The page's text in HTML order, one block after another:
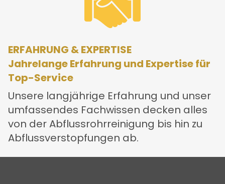
ERFAHRUNG & EXPERTISE
Jahrelange Erfahrung und Expertise für
Top-Service
Unsere langjährige Erfahrung und unser
umfassendes Fachwissen decken alles
von der Abflussrohrreinigung bis hin zu
Abflussverstopfungen ab.